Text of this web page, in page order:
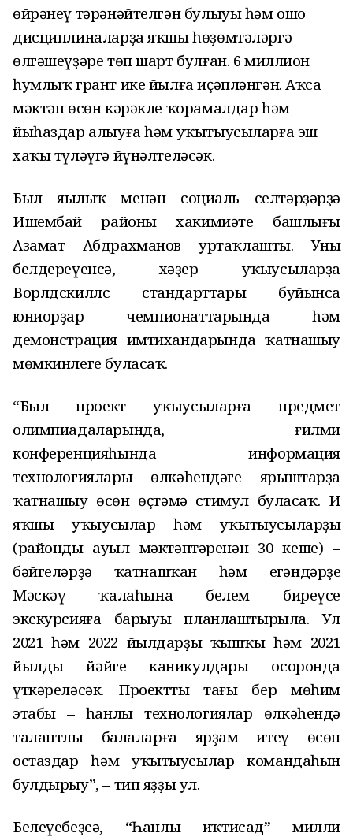
өйрәнеү тәрәнәйтелгән булыуы һәм ошо
дисциплиналарҙа яҡшы һөҙөмтәләргә
өлгәшеүҙәре төп шарт булған. 6 миллион
һумлыҡ грант ике йылға иҫәпләнгән. Аҡса
мәктәп өсөн кәрәкле ҡорамалдар һәм
йыһаздар алыуға һәм уҡытыусыларға эш
хаҡы түләүгә йүнәлтеләсәк.
Был яңылыҡ менән социаль селтәрҙәрҙә
Ишембай районы хакимиәте башлығы
Азамат Абдрахманов уртаҡлашты. Уның
белдереүенсә, хәҙер уҡыусыларҙа
Ворлдскиллс стандарттары буйынса
юниорҙар чемпионаттарында һәм
демонстрация имтихандарында ҡатнашыу
мөмкинлеге буласаҡ.
“Был проект уҡыусыларға предмет
олимпиадаларында, ғилми
конференцияһында информация
технологиялары өлкәһендәге ярыштарҙа
ҡатнашыу өсөн өҫтәмә стимул буласаҡ. Иң
яҡшы уҡыусылар һәм уҡытыусыларҙың
(райондың ауыл мәктәптәренән 30 кеше) –
бәйгеләрҙә ҡатнашҡан һәм еңгәндәрҙең
Мәскәү ҡалаһына белем биреүсе
экскурсияға барыуы планлаштырыла. Ул
2021 һәм 2022 йылдарҙың ҡышҡы һәм 2021
йылдың йәйге каникулдары осоронда
үткәреләсәк. Проекттың тағы бер мөһим
этабы – һанлы технологиялар өлкәһендә
талантлы балаларға ярҙам итеү өсөн
остаздар һәм уҡытыусылар командаһын
булдырыу”, – тип яҙҙы ул.
Белеүебеҙсә, “Һанлы иҡтисад” милли